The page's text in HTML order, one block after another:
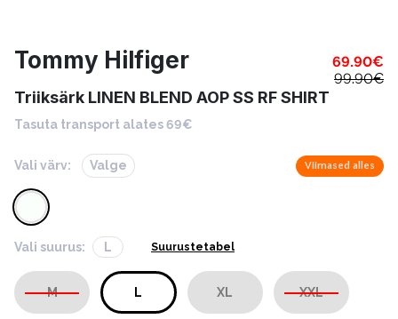
Tommy Hilfiger 69.90€
99.90€
Triiksärk LINEN BLEND AOP SS RF SHIRT
Tasuta transport alates 69€
Vali värv: Valge Viimased alles
Vali suurus: L Suurustetabel
M L XL XXL